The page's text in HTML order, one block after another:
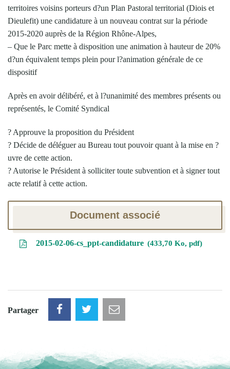
territoires voisins porteurs d?un Plan Pastoral territorial (Diois et
Dieulefit) une candidature à un nouveau contrat sur la période
2015-2020 auprès de la Région Rhône-Alpes,
– Que le Parc mette à disposition une animation à hauteur de 20%
d?un équivalent temps plein pour l?animation générale de ce
dispositif
Après en avoir délibéré, et à l?unanimité des membres présents ou
représentés, le Comité Syndical
? Approuve la proposition du Président
? Décide de déléguer au Bureau tout pouvoir quant à la mise en ?
uvre de cette action.
? Autorise le Président à solliciter toute subvention et à signer tout
acte relatif à cette action.
Document associé
2015-02-06-cs_ppt-candidature 433,70 Ko, pdf
Partager